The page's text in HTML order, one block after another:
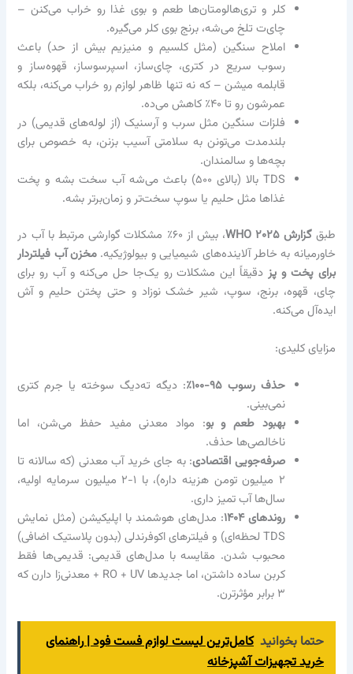
کلر و تری‌هالومتان‌ها طعم و بوی غذا رو خراب می‌کنن –
چای‌ت تلخ می‌شه، برنج بوی کلر می‌گیره.
املاح سنگین (مثل کلسیم و منیزیم بیش از حد) باعث
رسوب سریع در کتری، چای‌ساز، اسپرسوساز، قهوه‌ساز و
قابلمه میشن – که نه تنها ظاهر لوازم رو خراب می‌کنه، بلکه
عمرشون رو تا ۴۰٪ کاهش می‌ده.
فلزات سنگین مثل سرب و آرسنیک (از لوله‌های قدیمی) در
بلندمدت می‌تونن به سلامتی آسیب بزنن، به خصوص برای
بچه‌ها و سالمندان.
TDS بالا (بالای ۵۰۰) باعث می‌شه آب سخت بشه و پخت
غذاها مثل حلیم یا سوپ سخت‌تر و زمان‌برتر بشه.
طبقگزارش WHO ۲۰۲۵
، بیش از ۶۰٪ مشکلات گوارشی مرتبط با آب در
خاورمیانه به خاطر آلاینده‌های شیمیایی و بیولوژیکیه. مخزن آب فیلتردار
برای پخت و پز دقیقاً این مشکلات رو یک‌جا حل می‌کنه و آب رو برای
چای، قهوه، برنج، سوپ، شیر خشک نوزاد و حتی پختن حلیم و آش
ایده‌آل می‌کنه.
مزایای کلیدی:
حذف رسوب ۹۵-۱۰۰٪
: دیگه ته‌دیگ سوخته یا جرم کتری
نمی‌بینی.
بهبود طعم و بو: مواد معدنی مفید حفظ می‌شن، اما
ناخالصی‌ها حذف.
صرفه‌جویی اقتصادی: به جای خرید آب معدنی (که سالانه تا
۲ میلیون تومن هزینه داره)، با ۱-۲ میلیون سرمایه اولیه،
سال‌ها آب تمیز داری.
روندهای ۱۴۰۴
: مدل‌های هوشمند با اپلیکیشن (مثل نمایش
TDS لحظه‌ای) و فیلترهای اکوفرندلی (بدون پلاستیک اضافی)
محبوب شدن. مقایسه با مدل‌های قدیمی: قدیمی‌ها فقط
کربن ساده داشتن، اما جدیدها RO + UV + معدنی‌زا دارن که
۳ برابر مؤثرترن.
حتما بخوانید کامل‌ترین لیست لوازم فست فود | راهنمای
خرید تجهیزات آشپزخانه